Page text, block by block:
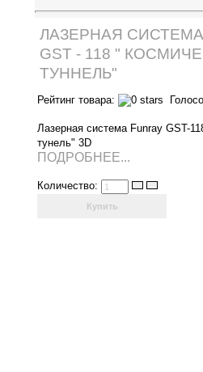
ЛАЗЕРНАЯ СИСТЕМА
GST - 118 "
ТУННЕЛЬ"
Рейтинг товара:
Лазерная система Funray GST-
тунель" 3D
ПОДРОБНЕЕ...
Количество: